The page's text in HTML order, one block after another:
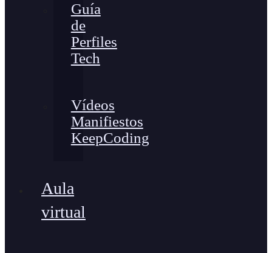
Guía
de
Perfiles
Tech
Vídeos
Manifiestos
KeepCoding
Aula
virtual